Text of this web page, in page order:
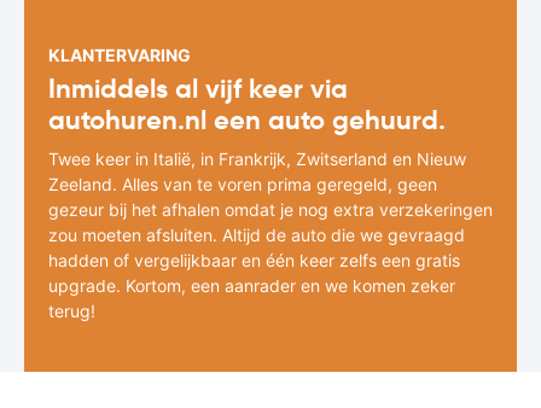
KLANTERVARING
Inmiddels al vijf keer via
autohuren.nl een auto gehuurd.
Twee keer in Italië, in Frankrijk, Zwitserland en Nieuw
Zeeland. Alles van te voren prima geregeld, geen
gezeur bij het afhalen omdat je nog extra verzekeringen
zou moeten afsluiten. Altijd de auto die we gevraagd
hadden of vergelijkbaar en één keer zelfs een gratis
upgrade. Kortom, een aanrader en we komen zeker
terug!